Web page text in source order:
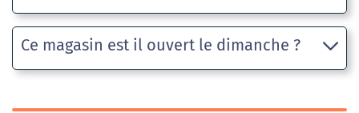
Ce magasin est il ouvert le dimanche ?